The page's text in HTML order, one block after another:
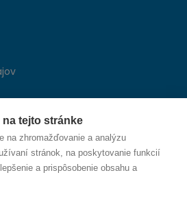
tejto stránke
na zhromažďovanie a analýzu
stránok, na poskytovanie funkcií
a prispôsobenie obsahu a
od zmluvy